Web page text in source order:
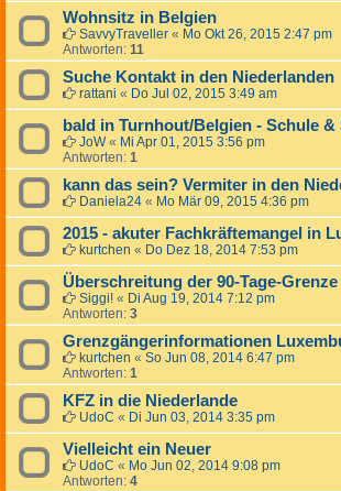
Wohnsitz in Belgien
SavvyTraveller « Mo Okt 26, 2015 2:47 pm
Antworten: 11
Suche Kontakt in den Niederlanden
rattani « Do Jul 02, 2015 3:49 am
bald in Turnhout/Belgien - Schule
JoW« Mi Apr 01, 2015 3:56 pm
Antworten: 1
kann das sein? Vermiter in den
Daniela24 « Mo Mär 09, 2015 4:36 pm
2015 - akuter Fachkräftemangel in
kurtchen « Do Dez 18, 2014 7:53 pm
Überschreitung der 90-Tage-
Siggi! « Di Aug 19, 2014 7:12 pm
Antworten: 3
Grenzgängerinformationen
kurtchen « So Jun 08, 2014 6:47 pm
Antworten: 1
KFZ in die Niederlande
UdoC « Di Jun 03, 2014 3:35 pm
Vielleicht ein Neuer
UdoC « Mo Jun 02, 2014 9:08 pm
Antworten: 4